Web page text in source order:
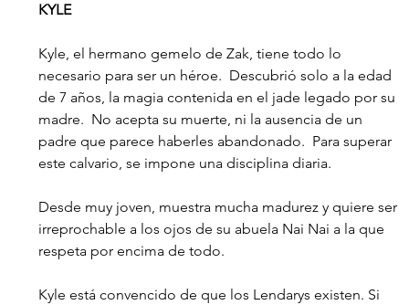
KYLE
Kyle, el hermano gemelo de Zak, tiene todo lo
necesario para ser un héroe.  Descubrió solo a la edad
de 7 años, la magia contenida en el jade legado por su
madre.  No acepta su muerte, ni la ausencia de un
padre que parece haberles abandonado.  Para superar
este calvario, se impone una disciplina diaria.
Desde muy joven, muestra mucha madurez y quiere ser
irreprochable a los ojos de su abuela Nai Nai a la que
respeta por encima de todo.
Kyle está convencido de que los Lendarys existen. Si